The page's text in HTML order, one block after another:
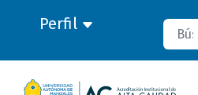
Perfil Buscar